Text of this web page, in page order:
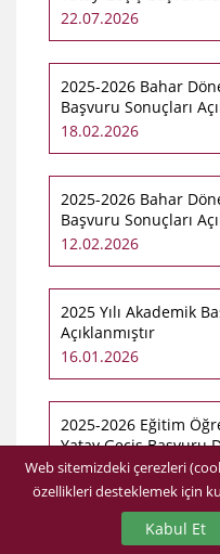
22.07.2026
2025-2026 Bahar
Başvuru Sonuçları
18.02.2026
2025-2026 Bahar
Başvuru Sonuçları
12.02.2026
2025 Yılı Akademik
Açıklanmıştır
16.01.2026
2025-2026 Eğitim
Yatay Geçiş Başvuru
14.01.2026
YKS 2025 Ek
Web sitemizdeki çerezleri
özellikleri desteklemek için
Kabul Et